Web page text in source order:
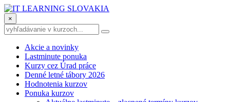
×
Akcie a novinky
Lastminute ponuka
Kurzy cez Úrad práce
Denné letné tábory 2026
Hodnotenia kurzov
Ponuka kurzov